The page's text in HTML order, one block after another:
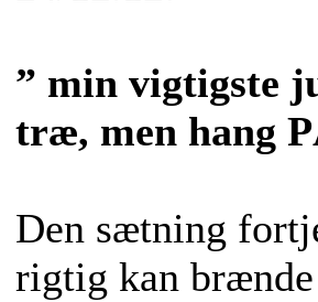
” min vigtigste
træ, men hang
Den sætning
rigtig kan